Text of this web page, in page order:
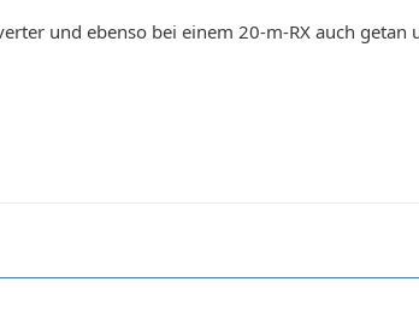
und ebenso bei einem 20-m-RX auch